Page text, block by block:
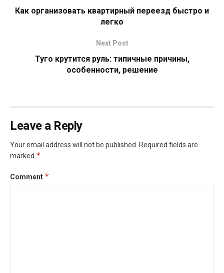
Как организовать квартирный переезд быстро и
легко
Next Post
Туго крутится руль: типичные причины,
особенности, решение
Leave a Reply
Your email address will not be published.
Required fields are
marked *
Comment *